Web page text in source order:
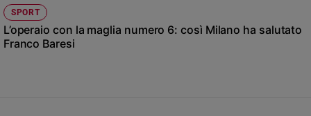
Diritti
Aziende
di
SPORT
L’operaio con la maglia numero 6: così Milano ha salutato
Franco Baresi